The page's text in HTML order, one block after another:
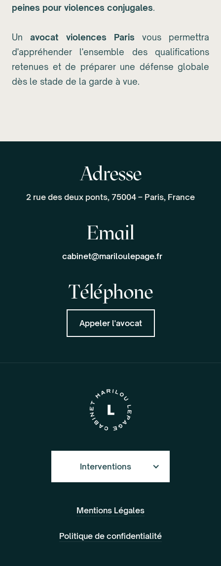
peines pour violences conjugales.
Un avocat violences Paris vous permettra
d'appréhender l'ensemble des qualifications
retenues et de préparer une défense globale
dès le stade de la garde à vue.
Adresse
2 rue des deux ponts, 75004 – Paris, France
Email
cabinet@mariloulepage.fr
Téléphone
Appeler l'avocat
Interventions
Mentions Légales
Politique de confidentialité